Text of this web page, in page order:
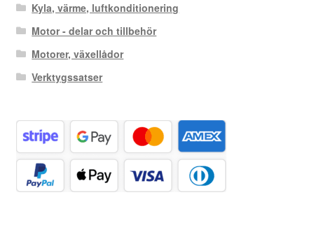
Kyla, värme, luftkonditionering
Motor - delar och tillbehör
Motorer, växellådor
Verktygssatser